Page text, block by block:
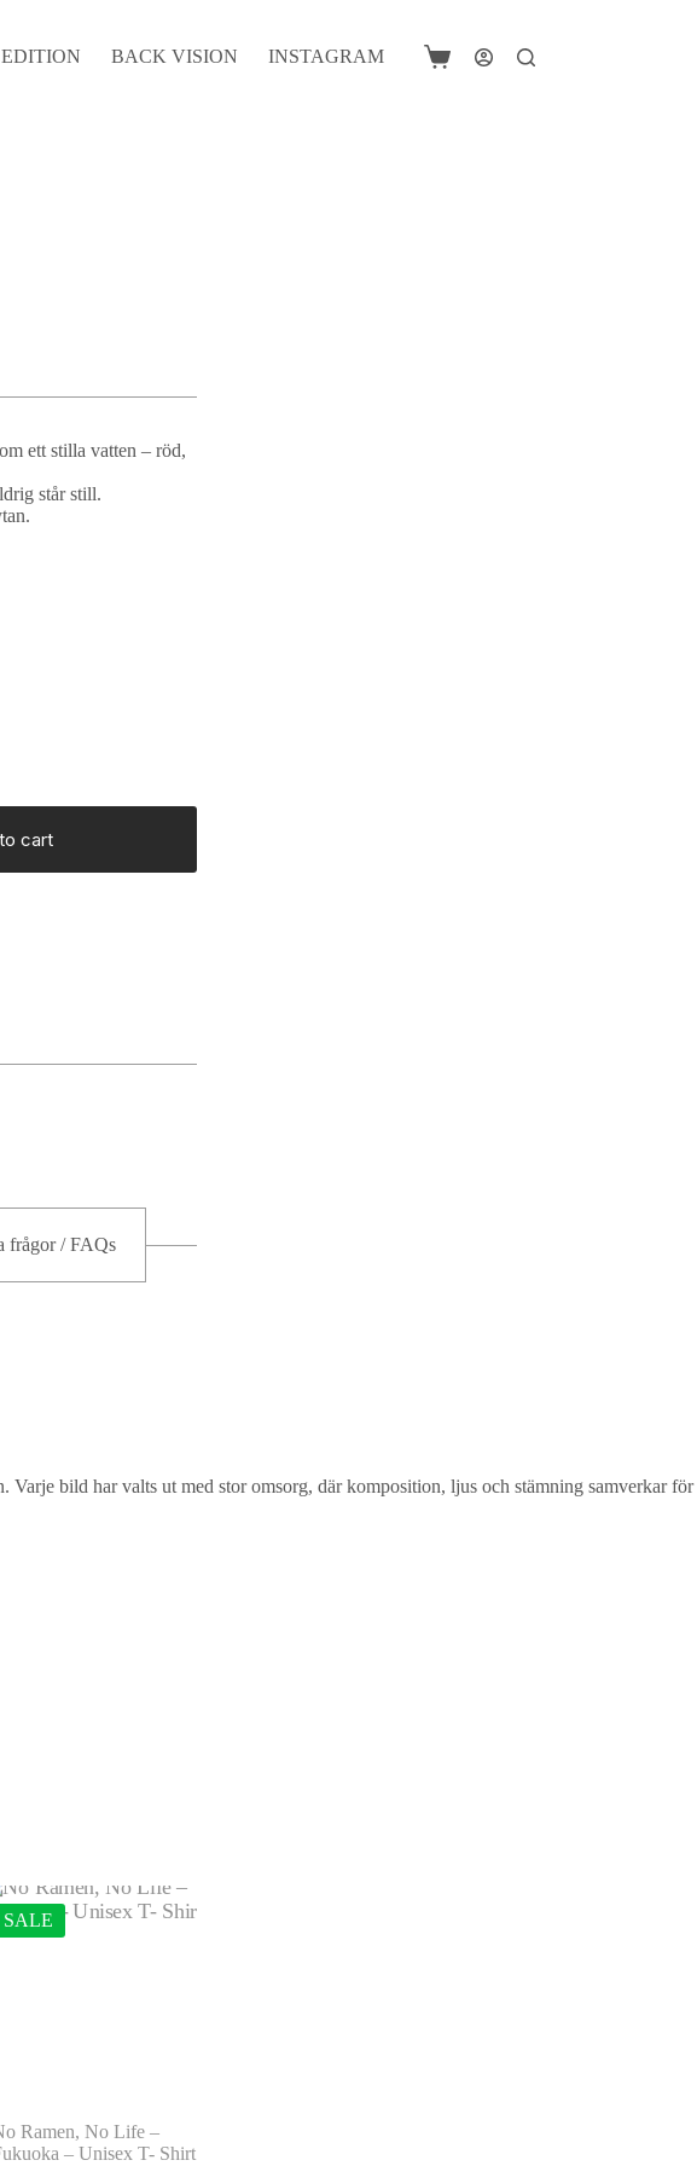
BACK VISION INSTAGRAM
Shopping
ett stilla vatten – röd,
står still.
cart
frågor / FAQs
bild har valts ut med stor omsorg, där komposition, ljus och stämning samverkar för
SALE
Ramen, No Life –
– Unisex T- Shirt